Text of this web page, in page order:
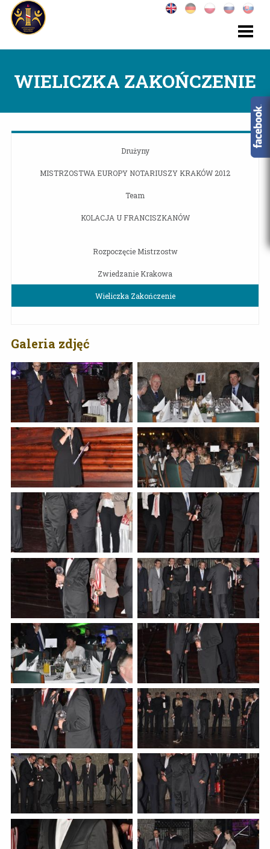
WIELICZKA ZAKOŃCZENIE
Drużyny
MISTRZOSTWA EUROPY NOTARIUSZY KRAKÓW 2012
Team
KOLACJA U FRANCISZKANÓW
Rozpoczęcie Mistrzostw
Zwiedzanie Krakowa
Wieliczka Zakończenie
Galeria zdjęć